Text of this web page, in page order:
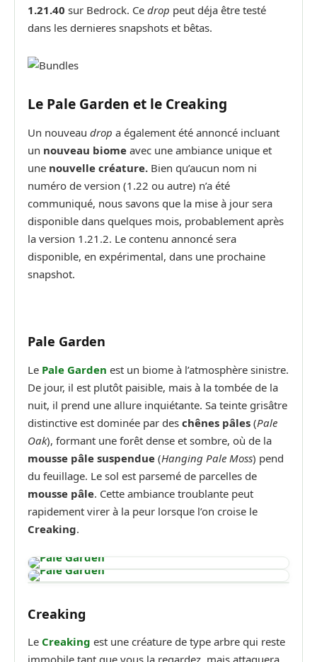
1.21.40 sur Bedrock. Ce drop peut déja être testé
dans les dernieres snapshots et bêtas.
Le Pale Garden et le Creaking
Un nouveau drop a également été annoncé incluant
un nouveau biome avec une ambiance unique et
une nouvelle créature. Bien qu’aucun nom ni
numéro de version (1.22 ou autre) n’a été
communiqué, nous savons que la mise à jour sera
disponible dans quelques mois, probablement après
la version 1.21.2. Le contenu annoncé sera
disponible, en expérimental, dans une prochaine
snapshot.
Pale Garden
Le Pale Garden est un biome à l’atmosphère sinistre.
De jour, il est plutôt paisible, mais à la tombée de la
nuit, il prend une allure inquiétante. Sa teinte grisâtre
distinctive est dominée par des chênes pâles (Pale
Oak), formant une forêt dense et sombre, où de la
mousse pâle suspendue (Hanging Pale Moss) pend
du feuillage. Le sol est parsemé de parcelles de
mousse pâle. Cette ambiance troublante peut
rapidement virer à la peur lorsque l’on croise le
Creaking.
Creaking
Le Creaking est une créature de type arbre qui reste